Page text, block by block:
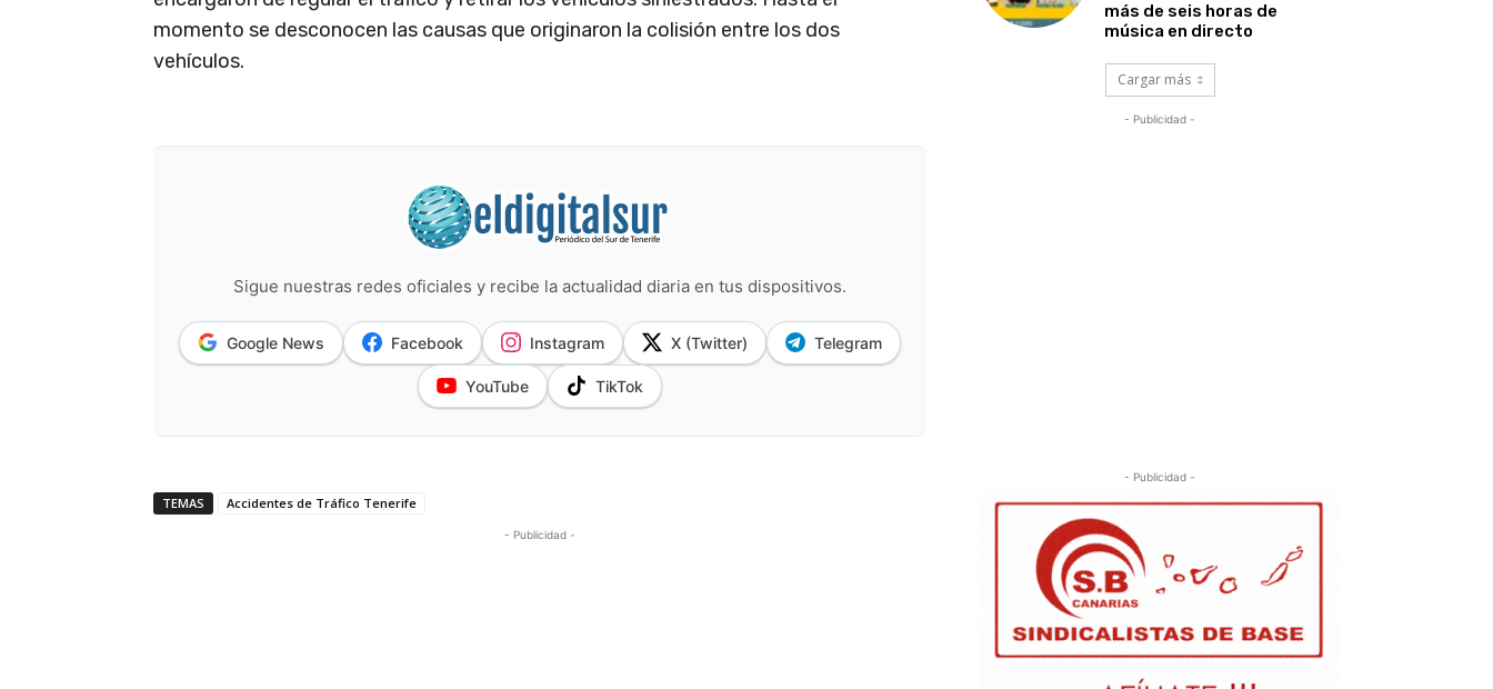
momento se desconocen las causas que originaron la colisión entre los dos
vehículos.
Sigue nuestras redes oficiales y recibe la actualidad diaria en tus dispositivos.
Google News Facebook Instagram X (Twitter) Telegram
YouTube TikTok
TEMAS Accidentes de Tráfico Tenerife
- Publicidad -
más de seis horas de
música en directo
Cargar más
- Publicidad -
- Publicidad -